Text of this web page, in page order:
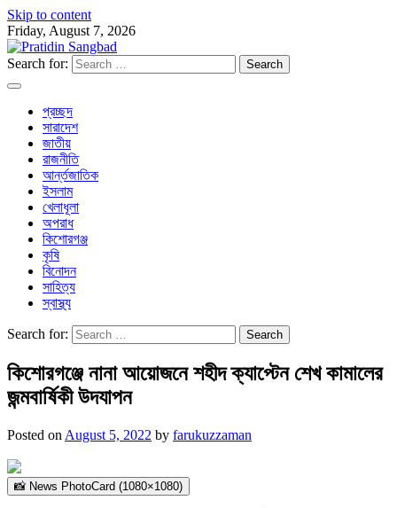
Skip to content
Friday, August 7, 2026
Search for:
প্রচ্ছদ
সারাদেশ
জাতীয়
রাজনীতি
আর্ন্তজাতিক
ইসলাম
খেলাধূলা
অপরাধ
কিশোরগঞ্জ
কৃষি
বিনোদন
সাহিত্য
স্বাস্থ্য
Search for:
কিশোরগঞ্জে নানা আয়োজনে শহীদ ক্যাপ্টেন শেখ কামালের
জন্মবার্ষিকী উদযাপন
Posted on August 5, 2022 by farukuzzaman
📸 News PhotoCard (1080×1080)